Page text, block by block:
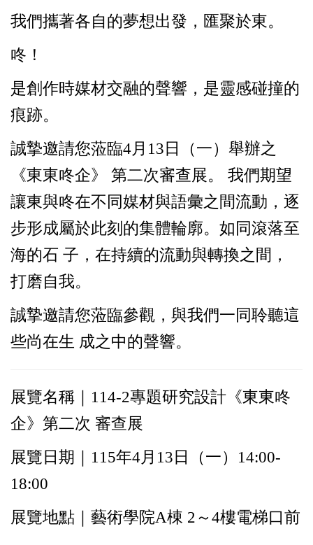
我們攜著各自的夢想出發，匯聚於東。
咚！
是創作時媒材交融的聲響，是靈感碰撞的
痕跡。
誠摯邀請您蒞臨4月13日（一）舉辦之
《東東咚企》 第二次審查展。 我們期望
讓東與咚在不同媒材與語彙之間流動，逐
步形成屬於此刻的集體輪廓。如同滾落至
海的石 子，在持續的流動與轉換之間，
打磨自我。
誠摯邀請您蒞臨參觀，與我們一同聆聽這
些尚在生 成之中的聲響。
展覽名稱｜114-2專題研究設計《東東咚
企》第二次 審查展
展覽日期｜115年4月13日（一）14:00-
18:00
展覽地點｜藝術學院A棟 2～4樓電梯口前